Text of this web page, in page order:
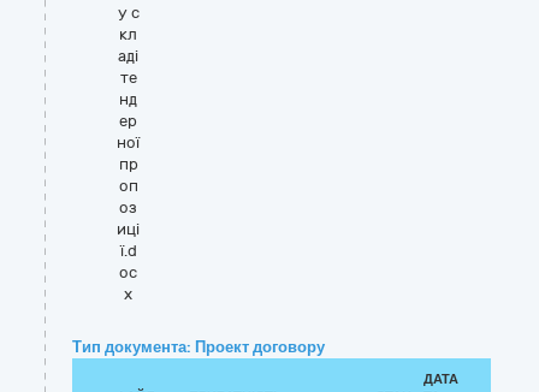
у с
кл
аді
те
нд
ер
ної
пр
оп
оз
иці
ї.d
oc
x
Тип документа: Проект договору
ДАТА